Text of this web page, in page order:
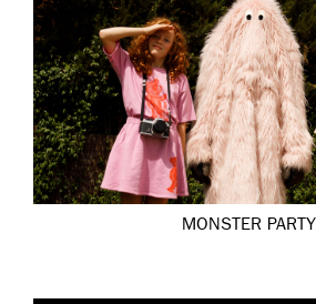
MONSTER PARTY